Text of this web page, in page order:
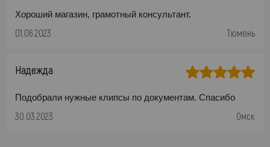
Хороший магазин, грамотный консультант.
01.06.2023 Тюмень
Надежда
Подобрали нужные клипсы по документам. Спасибо
30.03.2023 Омск